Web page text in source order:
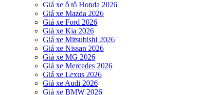
Giá xe ô tô Honda 2026
Giá xe Mazda 2026
Giá xe Ford 2026
Giá xe Kia 2026
Giá xe Mitsubishi 2026
Giá xe Nissan 2026
Giá xe MG 2026
Giá xe Mercedes 2026
Giá xe Lexus 2026
Giá xe Audi 2026
Giá xe BMW 2026